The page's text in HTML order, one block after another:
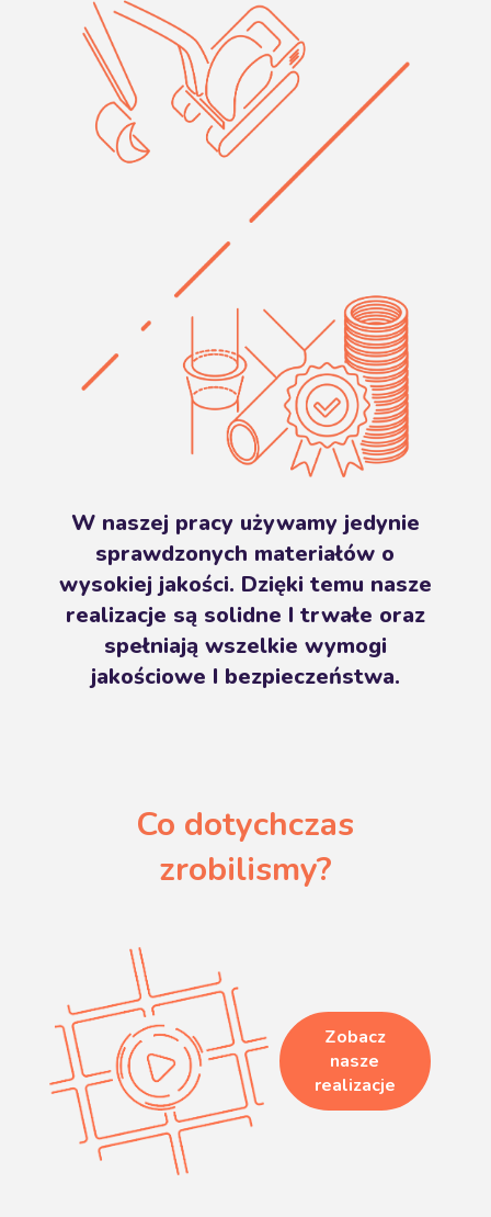
W naszej pracy używamy jedynie
sprawdzonych materiałów o
wysokiej jakości. Dzięki temu nasze
realizacje są solidne I trwałe oraz
spełniają wszelkie wymogi
jakościowe I bezpieczeństwa.
Co dotychczas
zrobilismy?
Zobacz
nasze
realizacje